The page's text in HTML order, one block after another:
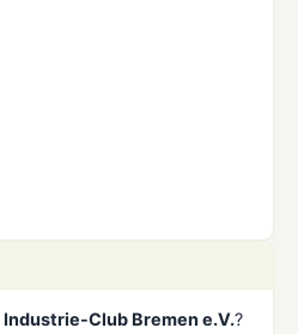
Industrie-Club Bremen e.V.?